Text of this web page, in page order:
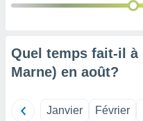
des
le
en
Quel temps fait-il à
Marne) en août?
Janvier Février